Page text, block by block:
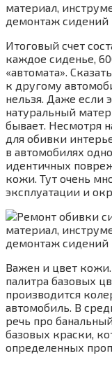
Итоговый счет
каждое сиденье,
«автомата».
к другому
нельзя. Даже если
натуральный
бывает. Несмотря
для обивки
в автомобилях
идентичных
кожи. Тут очень
эксплуатации и
Важен и цвет кожи.
палитра базовых
производится
автомобиль. В
речь про
базовых краски,
определенных